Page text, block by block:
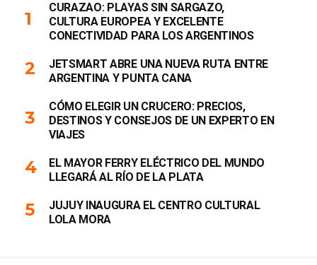
CURAZAO: PLAYAS SIN SARGAZO,
CULTURA EUROPEA Y EXCELENTE
CONECTIVIDAD PARA LOS ARGENTINOS
JETSMART ABRE UNA NUEVA RUTA ENTRE
ARGENTINA Y PUNTA CANA
CÓMO ELEGIR UN CRUCERO: PRECIOS,
DESTINOS Y CONSEJOS DE UN EXPERTO EN
VIAJES
EL MAYOR FERRY ELÉCTRICO DEL MUNDO
LLEGARÁ AL RÍO DE LA PLATA
JUJUY INAUGURA EL CENTRO CULTURAL
LOLA MORA